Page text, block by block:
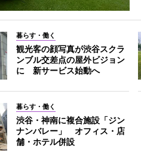
暮らす・働く
観光客の顔写真が渋谷スクラ
ンブル交差点の屋外ビジョン
に 新サービス始動へ
暮らす・働く
渋谷・神南に複合施設「ジン
ナンバレー」 オフィス・店
舗・ホテル併設